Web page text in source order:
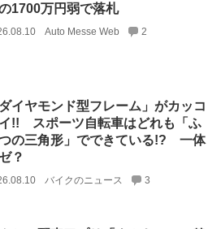
1700万円弱で落札
Auto Messe Web 2
ダイヤモンド型フレーム」がカッコ
!! スポーツ自転車はどれも「ふ
の三角形」でできている!? 一体
？
バイクのニュース 3